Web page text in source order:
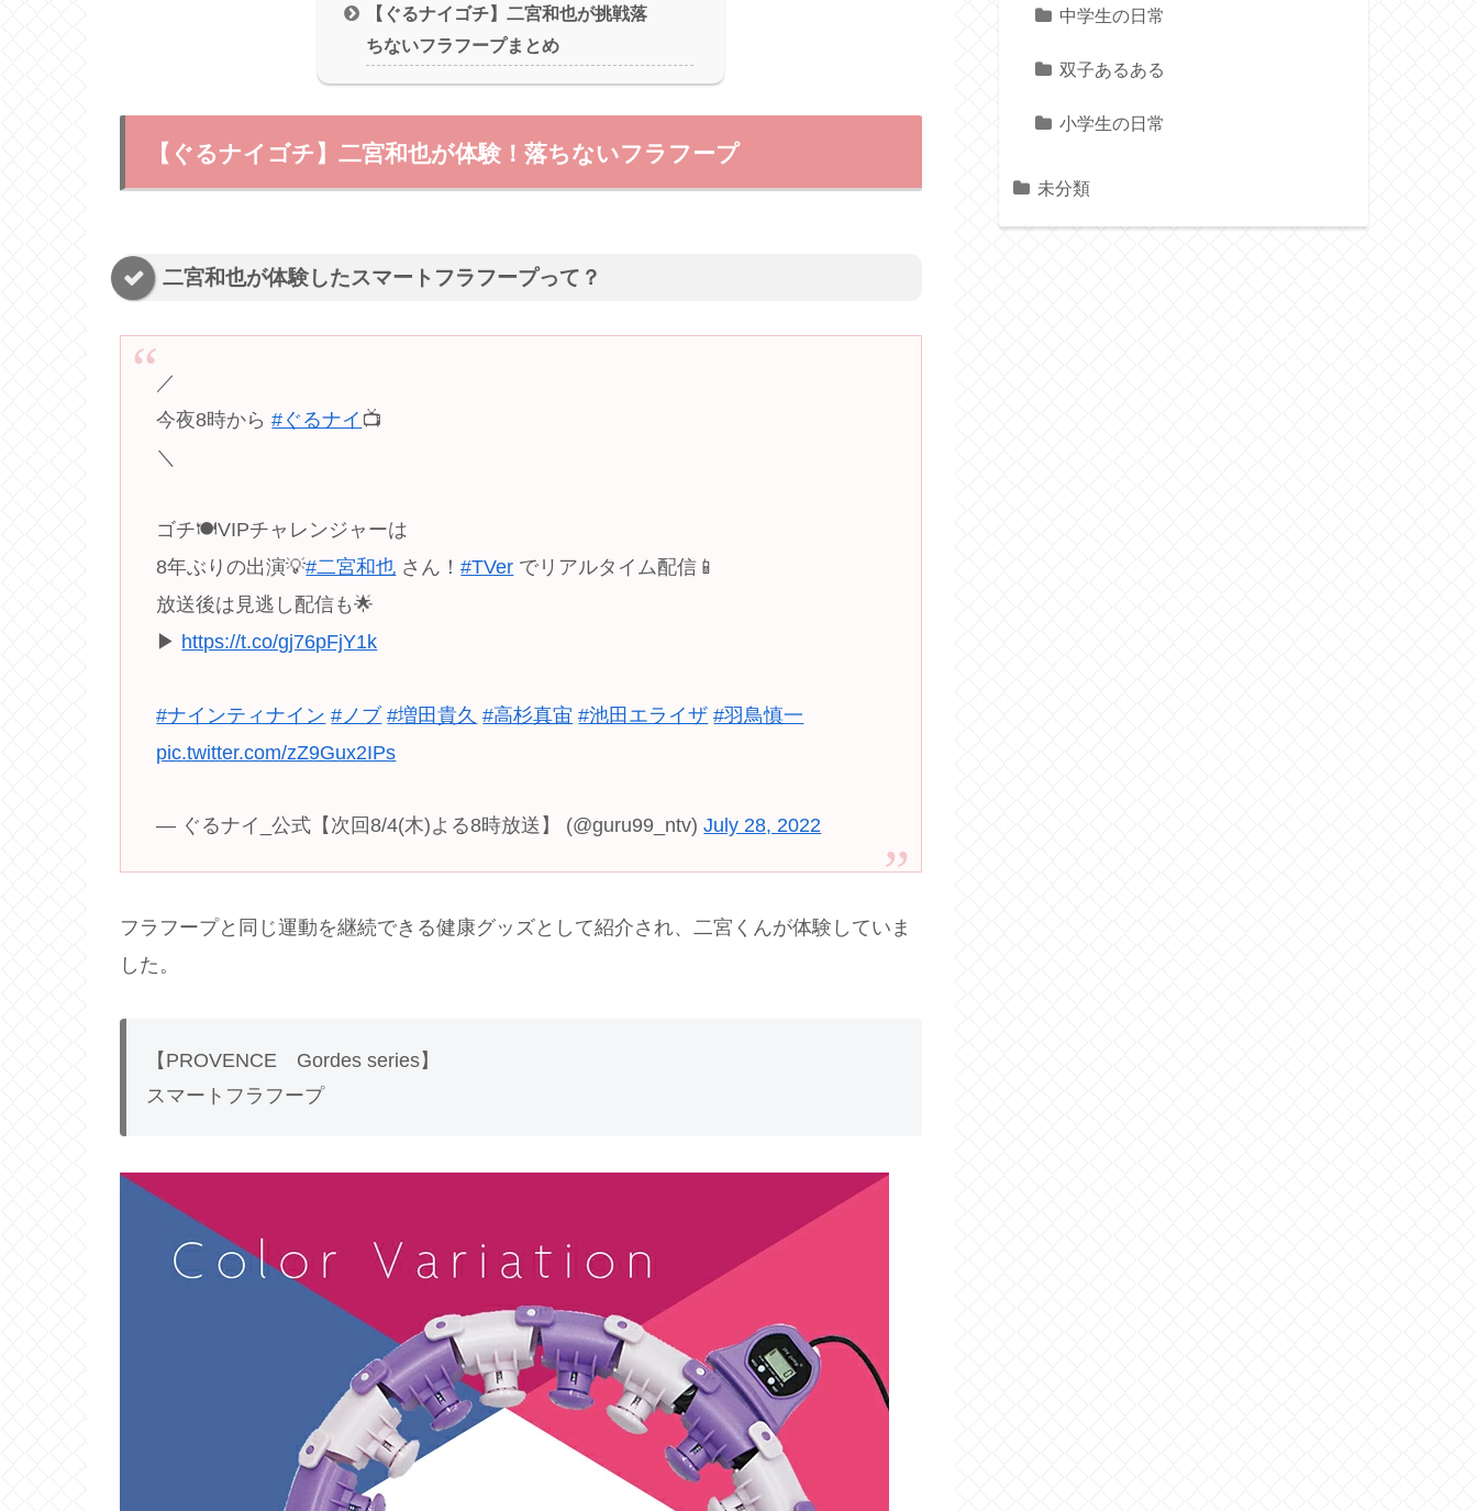
【ぐるナイゴチ】二宮和也が挑戦落
ちないフラフープまとめ
【ぐるナイゴチ】二宮和也が体験！落ちないフラフープ
二宮和也が体験したスマートフラフープって？
／
今夜8時から#ぐるナイ 📺
＼
ゴチ🍽VIPチャレンジャーは
8年ぶりの出演💡#二宮和也 さん！#TVer でリアルタイム配信📱
放送後は見逃し配信も🌟
▶︎ https://t.co/gj76pFjY1k
#ナインティナイン #ノブ #増田貴久 #高杉真宙 #池田エライザ #羽鳥慎一
pic.twitter.com/zZ9Gux2IPs
— ぐるナイ_公式【次回8/4(木)よる8時放送】 (@guru99_ntv)July 28, 2022
フラフープと同じ運動を継続できる健康グッズとして紹介され、二宮くんが体験していま
した。
【PROVENCE Gordes series】
スマートフラフープ
中学生の日常
双子あるある
小学生の日常
未分類